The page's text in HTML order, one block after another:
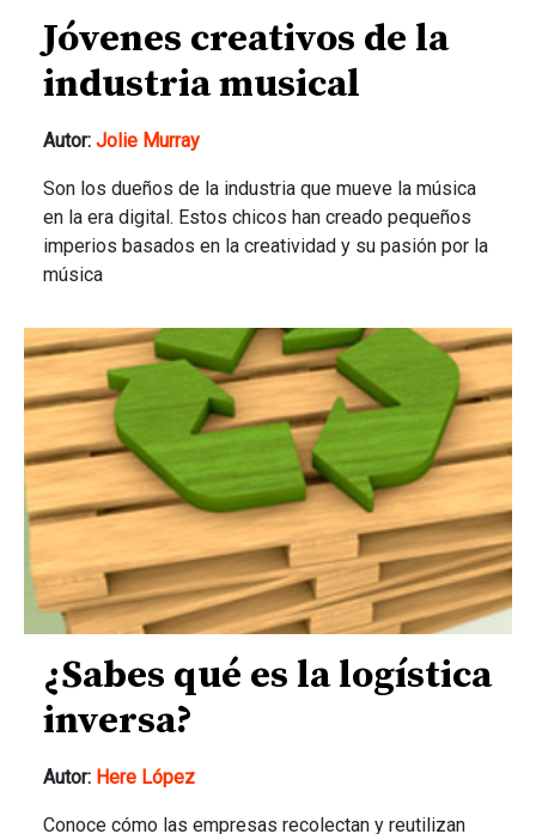
Jóvenes creativos de la
industria musical
Autor: Jolie Murray
Son los dueños de la industria que mueve la música
en la era digital. Estos chicos han creado pequeños
imperios basados en la creatividad y su pasión por la
música
¿Sabes qué es la logística
inversa?
Autor: Here López
Conoce cómo las empresas recolectan y reutilizan